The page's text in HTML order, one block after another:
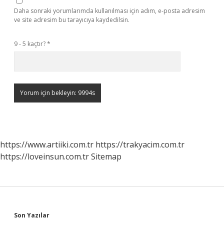
Daha sonraki yorumlarımda kullanılması için adım, e-posta adresim
ve site adresim bu tarayıcıya kaydedilsin.
9 - 5 kaçtır?*
https://www.artiiki.com.tr https://trakyacim.com.tr
https://loveinsun.com.trSitemap
Son Yazılar